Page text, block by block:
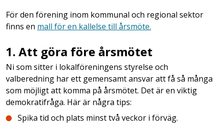
För den förening inom kommunal och regional sektor
finns en mall för en kallelse till årsmöte.
1. Att göra före årsmötet
Ni som sitter i lokalföreningens styrelse och
valberedning har ett gemensamt ansvar att få så många
som möjligt att komma på årsmötet. Det är en viktig
demokratifråga. Här är några tips:
Spika tid och plats minst två veckor i förväg.